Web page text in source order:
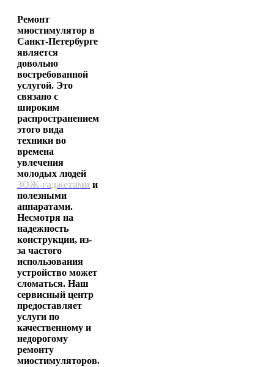
Ремонт
миостимулятор в
Санкт-Петербурге
является
довольно
востребованной
услугой. Это
связано с
широким
распространением
этого вида
техники во
времена
увлечения
молодых людей
ЗОЖ-гаджетами и
полезными
аппаратами.
Несмотря на
надежность
конструкции, из-
за частого
использования
устройство может
сломаться. Наш
сервисный центр
предоставляет
услуги по
качественному и
недорогому
ремонту
миостимуляторов.